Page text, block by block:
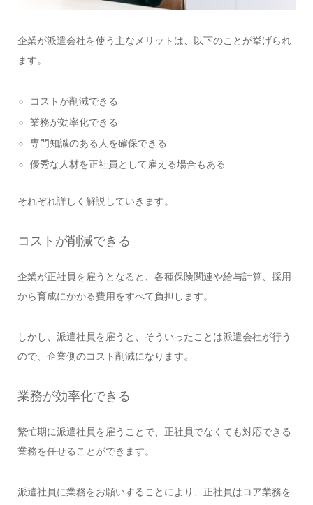
企業が派遣会社を使う主なメリットは、以下のことが挙げられ
ます。
コストが削減できる
業務が効率化できる
専門知識のある人を確保できる
優秀な人材を正社員として雇える場合もある
それぞれ詳しく解説していきます。
コストが削減できる
企業が正社員を雇うとなると、各種保険関連や給与計算、採用
から育成にかかる費用をすべて負担します。
しかし、派遣社員を雇うと、そういったことは派遣会社が行う
ので、企業側のコスト削減になります。
業務が効率化できる
繁忙期に派遣社員を雇うことで、正社員でなくても対応できる
業務を任せることができます。
派遣社員に業務をお願いすることにより、正社員はコア業務を